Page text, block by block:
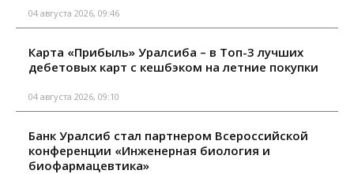
04 августа 2026, 09:46
Карта «Прибыль» Уралсиба – в Топ-3 лучших
дебетовых карт с кешбэком на летние покупки
04 августа 2026, 09:10
Банк Уралсиб стал партнером Всероссийской
конференции «Инженерная биология и
биофармацевтика»